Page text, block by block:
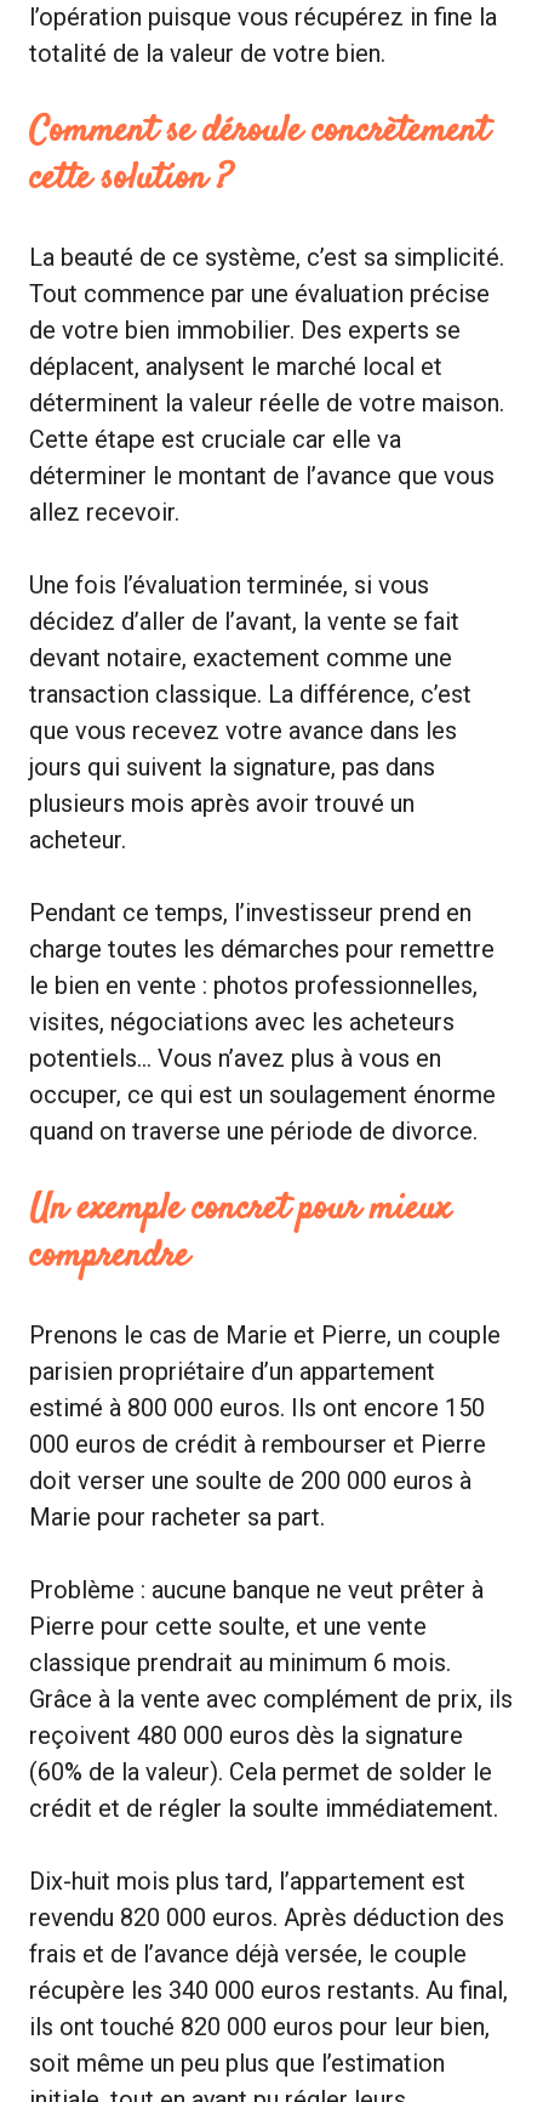
l’opération puisque vous récupérez in fine la
totalité de la valeur de votre bien.
Comment se déroule concrètement
cette solution ?
La beauté de ce système, c’est sa simplicité.
Tout commence par une évaluation précise
de votre bien immobilier. Des experts se
déplacent, analysent le marché local et
déterminent la valeur réelle de votre maison.
Cette étape est cruciale car elle va
déterminer le montant de l’avance que vous
allez recevoir.
Une fois l’évaluation terminée, si vous
décidez d’aller de l’avant, la vente se fait
devant notaire, exactement comme une
transaction classique. La différence, c’est
que vous recevez votre avance dans les
jours qui suivent la signature, pas dans
plusieurs mois après avoir trouvé un
acheteur.
Pendant ce temps, l’investisseur prend en
charge toutes les démarches pour remettre
le bien en vente : photos professionnelles,
visites, négociations avec les acheteurs
potentiels… Vous n’avez plus à vous en
occuper, ce qui est un soulagement énorme
quand on traverse une période de divorce.
Un exemple concret pour mieux
comprendre
Prenons le cas de Marie et Pierre, un couple
parisien propriétaire d’un appartement
estimé à 800 000 euros. Ils ont encore 150
000 euros de crédit à rembourser et Pierre
doit verser une soulte de 200 000 euros à
Marie pour racheter sa part.
Problème : aucune banque ne veut prêter à
Pierre pour cette soulte, et une vente
classique prendrait au minimum 6 mois.
Grâce à la vente avec complément de prix, ils
reçoivent 480 000 euros dès la signature
(60% de la valeur). Cela permet de solder le
crédit et de régler la soulte immédiatement.
Dix-huit mois plus tard, l’appartement est
revendu 820 000 euros. Après déduction des
frais et de l’avance déjà versée, le couple
récupère les 340 000 euros restants. Au final,
ils ont touché 820 000 euros pour leur bien,
soit même un peu plus que l’estimation